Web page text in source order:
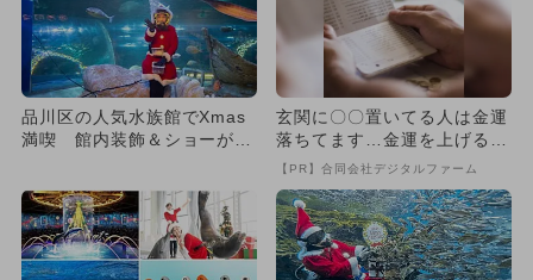
品川区の人気水族館でXmas
満喫 館内装飾＆ショーが特
玄関に〇〇置いてる人は金運
落ちてます…金運を上げる方
法とは
【PR】合同会社デジタルファーム